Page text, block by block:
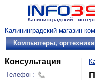
Калининградский магазин
Компьютеры, оргтехника
Консультация
Телефон: